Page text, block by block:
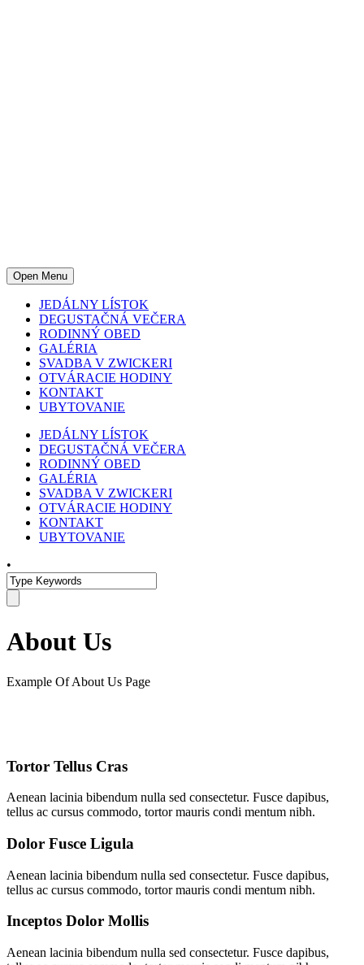
Open Menu
JEDÁLNY LÍSTOK
DEGUSTAČNÁ VEČERA
RODINNÝ OBED
GALÉRIA
SVADBA V ZWICKERI
OTVÁRACIE HODINY
KONTAKT
UBYTOVANIE
JEDÁLNY LÍSTOK
DEGUSTAČNÁ VEČERA
RODINNÝ OBED
GALÉRIA
SVADBA V ZWICKERI
OTVÁRACIE HODINY
KONTAKT
UBYTOVANIE
•
About Us
Example Of About Us Page
Tortor Tellus Cras
Aenean lacinia bibendum nulla sed consectetur. Fusce dapibus,
tellus ac cursus commodo, tortor mauris condi mentum nibh.
Dolor Fusce Ligula
Aenean lacinia bibendum nulla sed consectetur. Fusce dapibus,
tellus ac cursus commodo, tortor mauris condi mentum nibh.
Inceptos Dolor Mollis
Aenean lacinia bibendum nulla sed consectetur. Fusce dapibus,